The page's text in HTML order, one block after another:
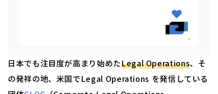
日本でも注目度が高まり始めたLegal Operations、そ
の発祥の地、米国でLegal Operations を発信している